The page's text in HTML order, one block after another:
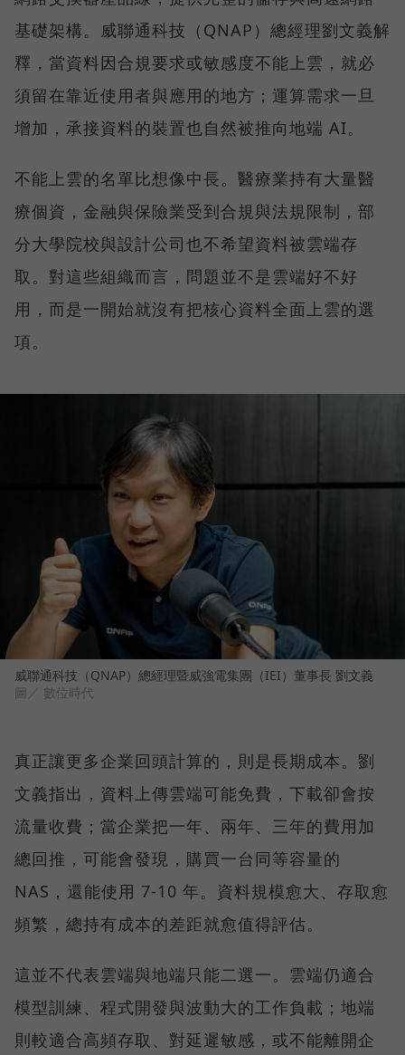
基礎架構。威聯通科技（QNAP）總經理劉文義解
釋，當資料因合規要求或敏感度不能上雲，就必
須留在靠近使用者與應用的地方；運算需求一旦
增加，承接資料的裝置也自然被推向地端 AI。
不能上雲的名單比想像中長。醫療業持有大量醫
療個資，金融與保險業受到合規與法規限制，部
分大學院校與設計公司也不希望資料被雲端存
取。對這些組織而言，問題並不是雲端好不好
用，而是一開始就沒有把核心資料全面上雲的選
項。
威聯通科技（QNAP）總經理暨威強電集團（IEI）董事長 劉文義
圖／ 數位時代
真正讓更多企業回頭計算的，則是長期成本。劉
文義指出，資料上傳雲端可能免費，下載卻會按
流量收費；當企業把一年、兩年、三年的費用加
總回推，可能會發現，購買一台同等容量的
NAS，還能使用 7-10 年。資料規模愈大、存取愈
頻繁，總持有成本的差距就愈值得評估。
這並不代表雲端與地端只能二選一。雲端仍適合
模型訓練、程式開發與波動大的工作負載；地端
則較適合高頻存取、對延遲敏感，或不能離開企